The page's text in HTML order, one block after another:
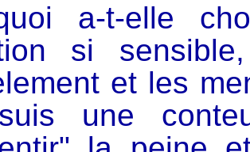
a-t-elle
si
et les
une